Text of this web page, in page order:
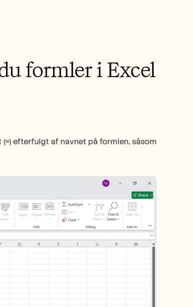
formler i Excel
efterfulgt af navnet på formlen, såsom